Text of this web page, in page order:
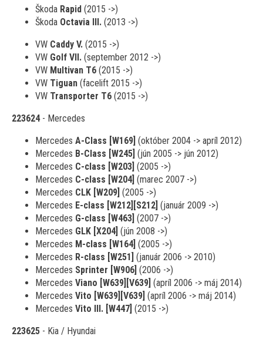
Škoda Rapid (2015 ->)
Škoda Octavia III. (2013 ->)
VW Caddy V. (2015 ->)
VW Golf VII. (september 2012 ->)
VW Multivan T6 (2015 ->)
VW Tiguan (facelift 2015 ->)
VW Transporter T6 (2015 ->)
223624 - Mercedes
Mercedes A-Class [W169] (október 2004 -> apríl 2012)
Mercedes B-Class [W245] (jún 2005 -> jún 2012)
Mercedes C-class [W203] (2005 ->)
Mercedes C-class [W204] (marec 2007 ->)
Mercedes CLK [W209] (2005 ->)
Mercedes E-class [W212][S212] (január 2009 ->)
Mercedes G-class [W463] (2007 ->)
Mercedes GLK [X204] (jún 2008 ->)
Mercedes M-class [W164] (2005 ->)
Mercedes R-class [W251] (január 2006 -> 2010)
Mercedes Sprinter [W906] (2006 ->)
Mercedes Viano [W639][V639] (apríl 2006 -> máj 2014)
Mercedes Vito [W639][V639] (apríl 2006 -> máj 2014)
Mercedes Vito III. [W447] (2015 ->)
223625 - Kia / Hyundai